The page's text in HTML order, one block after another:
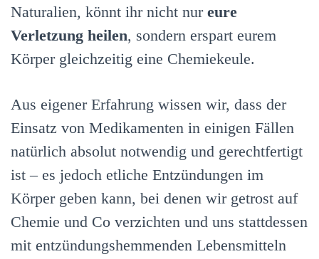
Naturalien, könnt ihr nicht nur eure
Verletzung heilen, sondern erspart eurem
Körper gleichzeitig eine Chemiekeule.
Aus eigener Erfahrung wissen wir, dass der
Einsatz von Medikamenten in einigen Fällen
natürlich absolut notwendig und gerechtfertigt
ist – es jedoch etliche Entzündungen im
Körper geben kann, bei denen wir getrost auf
Chemie und Co verzichten und uns stattdessen
mit entzündungshemmenden Lebensmitteln